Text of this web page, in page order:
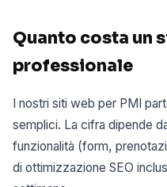
Quanto costa un
professionale
I nostri siti web per PMI
semplici. La cifra dipende
funzionalità (form,
di ottimizzazione SEO